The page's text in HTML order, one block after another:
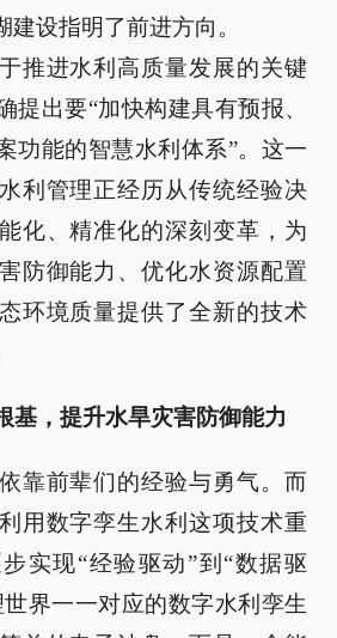
设指明了前进方向。
推进水利高质量发展的关键
提出要“加快构建具有预报、
功能的智慧水利体系”。这一
利管理正经历从传统经验决
化、精准化的深刻变革，为
防御能力、优化水资源配置
环境质量提供了全新的技术
基，提升水旱灾害防御能力
靠前辈们的经验与勇气。而
用数字孪生水利这项技术重
实现“经验驱动”到“数据驱
界一一对应的数字水利孪生